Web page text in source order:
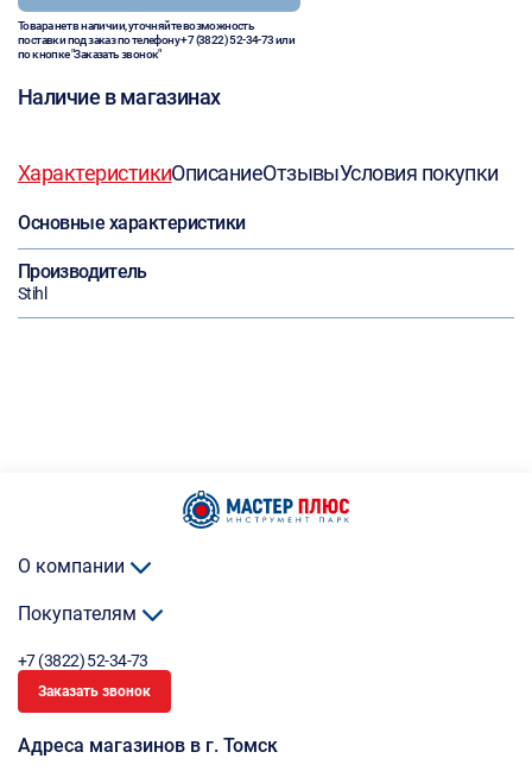
Товара нет в наличии, уточняйте возможность
поставки под заказ по телефону+7 (3822) 52-34-73или
по кнопке "Заказать звонок"
Наличие в магазинах
ХарактеристикиОписаниеОтзывыУсловия покупки
Основные характеристики
Производитель
Stihl
О компании
Покупателям
+7 (3822) 52-34-73
Заказать звонок
Адреса магазинов в г. Томск